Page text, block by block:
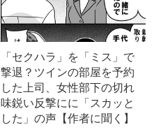
「セクハラ」を「ミス」で
撃退？ツインの部屋を予約
した上司、女性部下の切れ
味鋭い反撃にに「スカッと
した」の声【作者に聞く】